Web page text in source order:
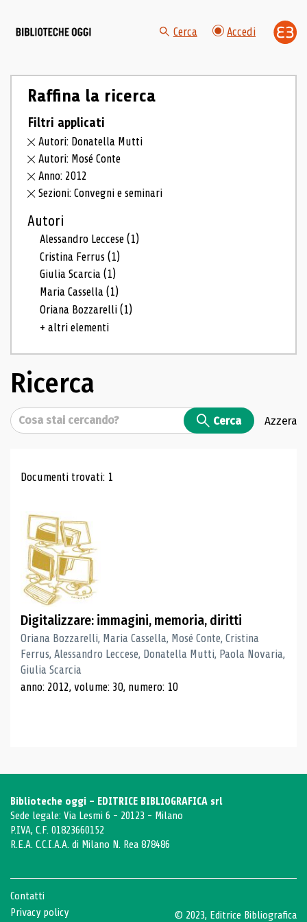
Cerca Accedi
Raffina la ricerca
Filtri applicati
Autori: Donatella Mutti
Autori: Mosé Conte
Anno: 2012
Sezioni: Convegni e seminari
Autori
Alessandro Leccese(1)
Cristina Ferrus(1)
Giulia Scarcia(1)
Maria Cassella(1)
Oriana Bozzarelli(1)
+ altri elementi
Ricerca
Cerca Cerca Azzera
Risultati di ricerca
Documenti trovati: 1
Digitalizzare: immagini, memoria, diritti
Oriana Bozzarelli, Maria Cassella, Mosé Conte, Cristina
Ferrus, Alessandro Leccese, Donatella Mutti, Paola Novaria,
Giulia Scarcia
anno: 2012, volume: 30, numero: 10
Biblioteche oggi - EDITRICE BIBLIOGRAFICA srl
Sede legale: Via Lesmi 6 - 20123 - Milano
P.IVA, C.F. 01823660152
R.E.A. C.C.I.A.A. di Milano N. Rea 878486
Contatti
Privacy policy
© 2023, Editrice Bibliografica